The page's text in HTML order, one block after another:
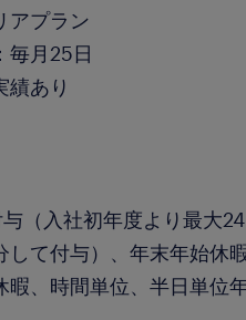
アプラン
毎月25日
績あり
（入社初年度より最大
て付与）、年末年始休暇
、時間単位、半日単位